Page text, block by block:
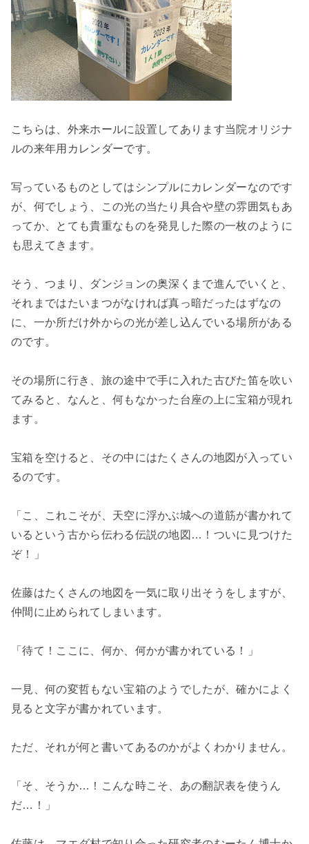
こちらは、外来ホールに設置してあります当院オリジナ
ルの来年用カレンダーです。
写っているものとしてはシンプルにカレンダーなのです
が、何でしょう、この光の当たり具合や壁の雰囲気もあ
ってか、とても貴重なものを発見した際の一枚のように
も思えてきます。
そう、つまり、ダンジョンの奥深くまで進んでいくと、
それまではたいまつがなければ真っ暗だったはずなの
に、一か所だけ外からの光が差し込んでいる場所がある
のです。
その場所に行き、旅の途中で手に入れた古びた笛を吹い
てみると、なんと、何もなかった台座の上に宝箱が現れ
ます。
宝箱を空けると、その中にはたくさんの地図が入ってい
るのです。
「こ、これこそが、天空に浮かぶ城への道筋が書かれて
いるという古から伝わる伝説の地図…！ついに見つけた
ぞ！」
佐藤はたくさんの地図を一気に取り出そうをしますが、
仲間に止められてしまいます。
「待て！ここに、何か、何かが書かれている！」
一見、何の変哲もない宝箱のようでしたが、確かによく
見ると文字が書かれています。
ただ、それが何と書いてあるのかがよくわかりません。
「そ、そうか…！こんな時こそ、あの翻訳表を使うん
だ…！」